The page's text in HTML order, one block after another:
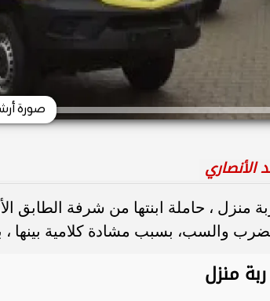
صورة
الأنصاري
منزل ، حاملة ابنتها من شرفة الطابق
والسب، بسبب مشادة كلامية بينها
منزل